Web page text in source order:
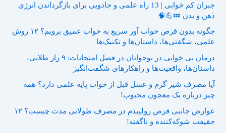
جبران کم خوابی | 13 راه علمی و جادویی برای بازگرداندن انرژی
ذهن و بدن 💤💪🧠
چگونه بدون قرص خواب آور سریع به خواب عمیق برویم؟ ۱۲ روش
علمی، شگفتی‌ها، داستان‌ها و تکنیک‌ها
درمان بی خوابی در نوجوانان در فصل امتحانات: ۹ راز طلایی،
داستان‌ها، واقعیت‌ها و راهکارهای شگفت‌انگیز
آیا مصرف شیر گرم و عسل قبل از خواب پایه علمی دارد؟ همه
چیز درباره یک معجون محبوب!
عوارض جانبی قرص زولپیدم در مصرف طولانی مدت چیست؟ ۱۲
حقیقت شوکه‌کننده و ناگفته!